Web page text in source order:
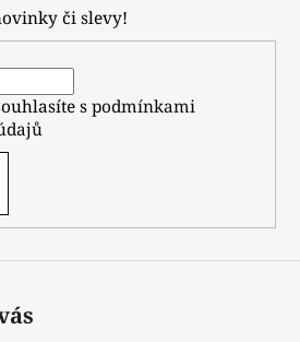
či slevy!
spodmínkami